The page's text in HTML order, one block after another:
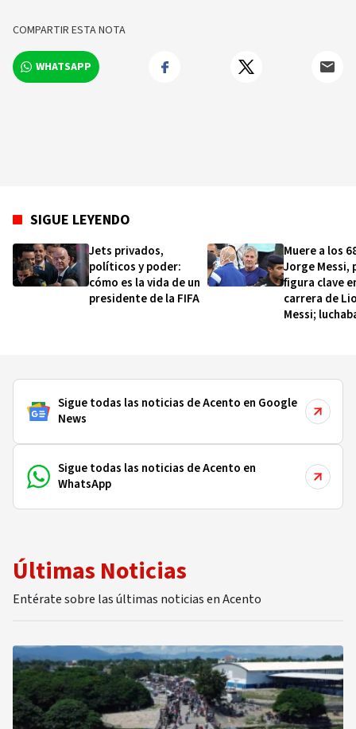
independencia. La BBC cuenta con una red de
más de 250 corresponsales en territorio
británico y más de 100 ciudades capitales de
todo el mundo.
COMPARTIR ESTA NOTA
WHATSAPP
SIGUE LEYENDO
Jets privados,
políticos y poder:
cómo es la vida de un
presidente de la FIFA
Muere a los
Jorge Messi,
figura clave
carrera de
Messi;
Sigue todas las noticias de Acento en Google
News
Sigue todas las noticias de Acento en
WhatsApp